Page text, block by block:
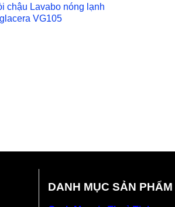
chậu Lavabo nóng lạnh
VG105
DANH MỤC SẢN PHẨM